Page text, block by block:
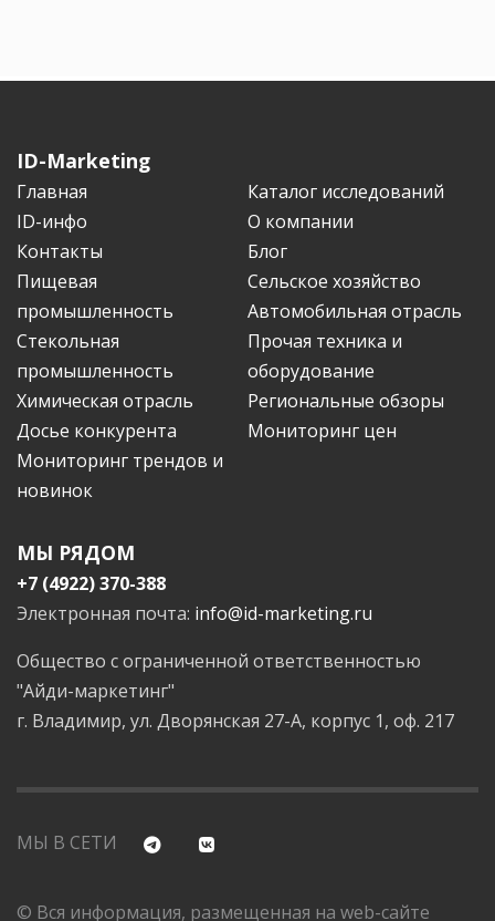
ID-Marketing
Главная
Каталог исследований
ID-инфо
О компании
Контакты
Блог
Пищевая
промышленность
Сельское хозяйство
Автомобильная отрасль
Стекольная
промышленность
Прочая техника и
оборудование
Химическая отрасль
Региональные обзоры
Досье конкурента
Мониторинг цен
Мониторинг трендов и
новинок
МЫ РЯДОМ
+7 (4922) 370-388
Электронная почта: info@id-marketing.ru
Общество с ограниченной ответственностью
"Айди-маркетинг"
г. Владимир, ул. Дворянская 27-А, корпус 1, оф. 217
МЫ В СЕТИ
© Вся информация, размещенная на web-сайте